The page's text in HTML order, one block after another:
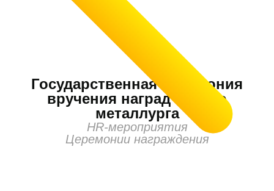
Государственная церемония
вручения наград ко дню
металлурга
HR-мероприятия
Церемонии награждения